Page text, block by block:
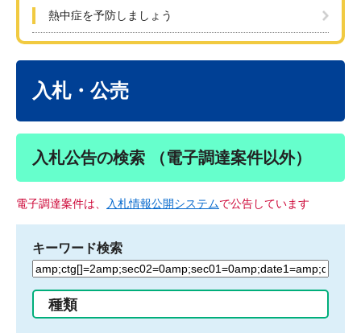
熱中症を予防しましょう
入札・公売
入札公告の検索 （電子調達案件以外）
電子調達案件は、 入札情報公開システムで公告しています
キーワード検索
検
る
種類